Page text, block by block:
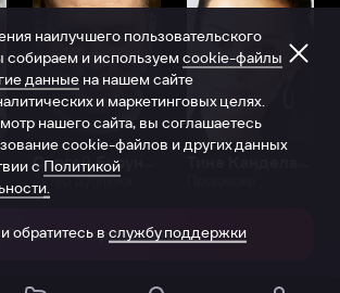
Актёр дубляжа
Открыть в приложении
наилучшего пользовательского
собираем и используем cookie-файлы
данные на нашем сайте
и маркетинговых целях.
нашего сайта, вы соглашаетесь
cookie-файлов и других данных
с Политикой
обратитесь в службу поддержки